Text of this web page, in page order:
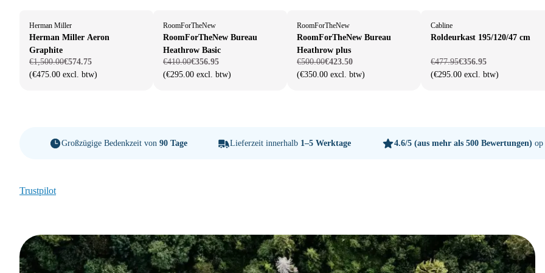
Herman Miller
Herman Miller Aeron
Graphite
€1,500.00€574.75
(€475.00 excl. btw)
RoomForTheNew
RoomForTheNew Bureau
Heathrow Basic
€410.00€356.95
(€295.00 excl. btw)
RoomForTheNew
RoomForTheNew Bureau
Heathrow plus
€500.00€423.50
(€350.00 excl. btw)
Cabline
Roldeurkast 195/120/47 cm
€477.95€356.95
(€295.00 excl. btw)
Großzügige Bedenkzeit von90 Tage Lieferzeit innerhalb 1–5 Werktage 4.6/5(aus mehr als 500 Bewertungen)
Trustpilot